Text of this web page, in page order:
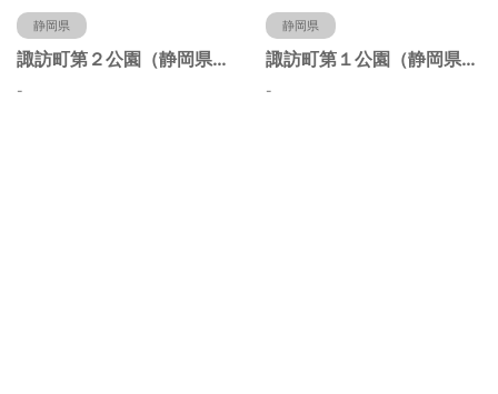
静岡県
諏訪町第２公園（静岡県静岡市）
-
静岡県
諏訪町第１公園（静岡県静岡市）
-